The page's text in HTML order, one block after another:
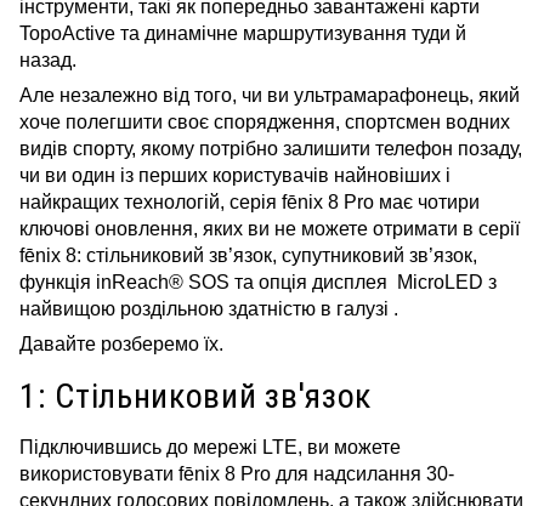
інструменти, такі як попередньо завантажені карти
TopoActive та динамічне маршрутизування туди й
назад.
Але незалежно від того, чи ви ультрамарафонець, який
хоче полегшити своє спорядження, спортсмен водних
видів спорту, якому потрібно залишити телефон позаду,
чи ви один із перших користувачів найновіших і
найкращих технологій, серія fēnix 8 Pro має чотири
ключові оновлення, яких ви не можете отримати в серії
fēnix 8: стільниковий зв’язок, супутниковий зв’язок,
функція inReach® SOS та опція дисплея MicroLED з
найвищою роздільною здатністю в галузі .
Давайте розберемо їх.
1: Стільниковий зв'язок
Підключившись до мережі LTE, ви можете
використовувати fēnix 8 Pro для надсилання 30-
секундних голосових повідомлень, а також здійснювати